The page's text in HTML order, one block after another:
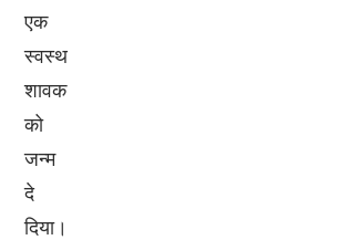
एक
स्वस्थ
शावक
को
जन्म
दे
दिया।